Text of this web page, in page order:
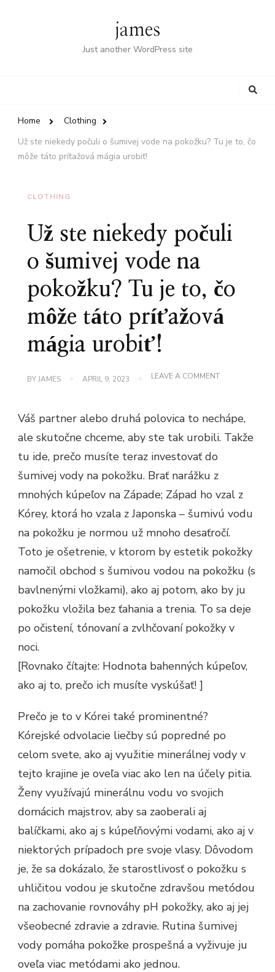
james
Just another WordPress site
Home
Clothing
Už ste niekedy počuli o šumivej vode na pokožku? Tu je to, čo
môže táto príťažová mágia urobiť!
CLOTHING
Už ste niekedy počuli
o šumivej vode na
pokožku? Tu je to, čo
môže táto príťažová
mágia urobiť!
BYJAMES APRIL 9, 2023 LEAVE A COMMENTON
POČULI
ŠUMIVEJ
TO,
ČO
TÁTO
MÁGIA
Váš partner alebo druhá polovica to nechápe,
ale skutočne chceme, aby ste tak urobili. Takže
tu ide, prečo musíte teraz investovať do
šumivej vody na pokožku. Brať narážku z
mnohých kúpeľov na Západe; Západ ho vzal z
Kórey, ktorá ho vzala z Japonska – šumivú vodu
na pokožku je normou už mnoho desaťročí.
Toto je ošetrenie, v ktorom by estetik pokožky
namočil obchod s šumivou vodou na pokožku (s
bavlnenými vložkami), ako aj potom, ako by ju
pokožku vložila bez ťahania a trenia. To sa deje
po očistení, tónovaní a zvlhčovaní pokožky v
noci.
[Rovnako čítajte: Hodnota bahenných kúpeľov,
ako aj to, prečo ich musíte vyskúšať! ]
Prečo je to v Kórei také prominentné?
Kórejské odvolacie liečby sú popredné po
celom svete, ako aj využitie minerálnej vody v
tejto krajine je oveľa viac ako len na účely pitia.
Ženy využívajú minerálnu vodu vo svojich
domácich majstrov, aby sa zaoberali aj
balíčkami, ako aj s kúpeľňovými vodami, ako aj v
niektorých prípadoch pre svoje vlasy. Dôvodom
je, že sa dokázalo, že starostlivosť o pokožku s
uhličitou vodou je skutočne zdravšou metódou
na zachovanie rovnováhy pH pokožky, ako aj jej
všeobecné zdravie a zdravie. Rutina šumivej
vody pomáha pokožke prospešná a vyživuje ju
oveľa viac metódami ako jednou.